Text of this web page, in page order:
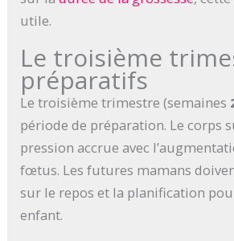
utile.
Le troisième
préparatifs
Le troisième trimestre (semaines
période de préparation. Le corps
pression accrue avec
fœtus. Les futures mamans
sur le repos et la planification
enfant.